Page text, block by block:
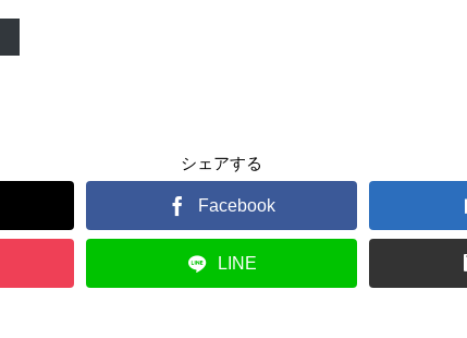
シェアする
Facebook
LINE